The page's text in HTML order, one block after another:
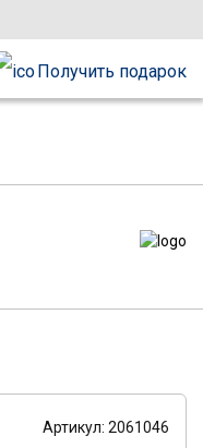
Получить подарок
Артикул: 2061046